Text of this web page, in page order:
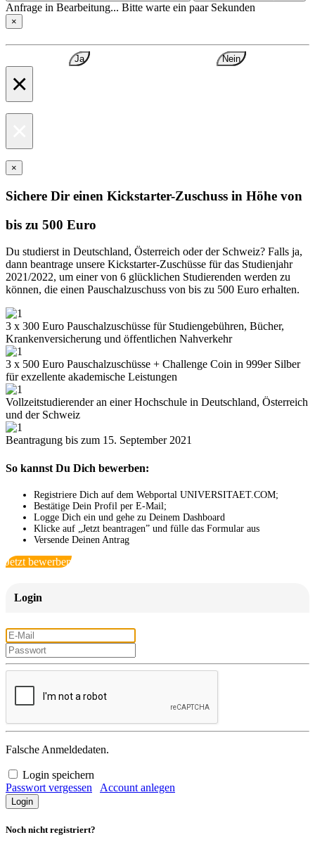
Anfrage in Bearbeitung... Bitte warte ein paar Sekunden
×
Ja Nein
×
×
Sichere Dir einen Kickstarter-Zuschuss in Höhe von
bis zu 500 Euro
Du studierst in Deutschland, Österreich oder der Schweiz? Falls ja,
dann beantrage unsere Kickstarter-Zuschüsse für das Studienjahr
2021/2022, um einer von 6 glücklichen Studierenden werden zu
können, die einen Pauschalzuschuss von bis zu 500 Euro erhalten.
3 x 300 Euro Pauschalzuschüsse für Studiengebühren, Bücher,
Krankenversicherung und öffentlichen Nahverkehr
3 x 500 Euro Pauschalzuschüsse + Challenge Coin in 999er Silber
für exzellente akademische Leistungen
Vollzeitstudierender an einer Hochschule in Deutschland, Österreich
und der Schweiz
Beantragung bis zum 15. September 2021
So kannst Du Dich bewerben:
Registriere Dich auf dem Webportal UNIVERSITAET.COM;
Bestätige Dein Profil per E-Mail;
Logge Dich ein und gehe zu Deinem Dashboard
Klicke auf „Jetzt beantragen” und fülle das Formular aus
Versende Deinen Antrag
Jetzt bewerben
Login
Falsche Anmeldedaten.
Login speichern
Passwort vergessen
Account anlegen
Noch nicht registriert?